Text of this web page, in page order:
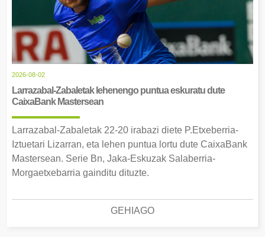
2026-08-02
Larrazabal-Zabaletak lehenengo puntua eskuratu dute
CaixaBank Mastersean
Larrazabal-Zabaletak 22-20 irabazi diete P.Etxeberria-
Iztuetari Lizarran, eta lehen puntua lortu dute CaixaBank
Mastersean. Serie Bn, Jaka-Eskuzak Salaberria-
Morgaetxebarria gainditu dituzte.
GEHIAGO